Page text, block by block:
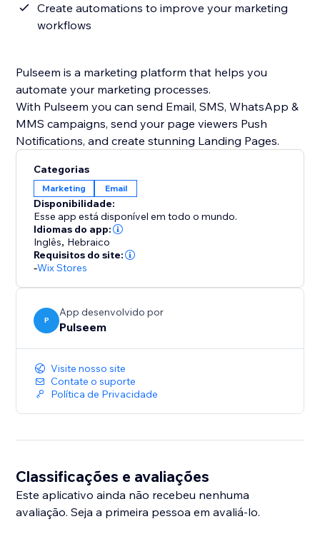
Create automations to improve your marketing
workflows
Pulseem is a marketing platform that helps you
automate your marketing processes.
With Pulseem you can send Email, SMS, WhatsApp &
MMS campaigns, send your page viewers Push
Categorias
Marketing Email
Disponibilidade:
Esse app está disponível em todo o mundo.
Idiomas do app:
Inglês, Hebraico
Requisitos do site:
-Wix Stores
P
App desenvolvido por
Pulseem
Visite nosso site
Contate o suporte
Política de Privacidade
Classificações e avaliações
Este aplicativo ainda não recebeu nenhuma
avaliação. Seja a primeira pessoa em avaliá-lo.